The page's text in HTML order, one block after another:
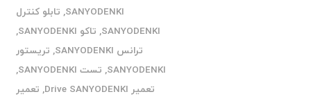
SANYODENKI
, تابلو کنترل
SANYODENKI
, تاکو SANYODENKI
,
ترانس SANYODENKI
, تریستور
SANYODENKI
, تست SANYODENKI
,
تعمیر Drive SANYODENKI
, تعمیر